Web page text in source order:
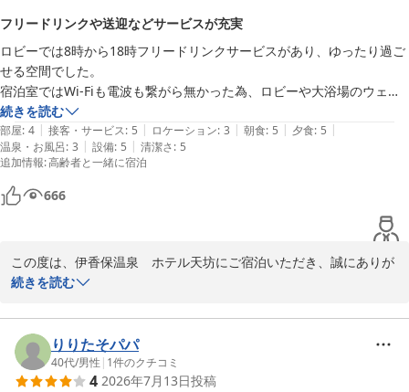
フリードリンクや送迎などサービスが充実
ロビーでは8時から18時フリードリンクサービスがあり、ゆったり過ご
せる空間でした。
宿泊室ではWi-Fiも電波も繋がら無かった為、ロビーや大浴場のウェイ
ティングルームでスマホは使用しました。
温泉はあまり、効能を実感できませんでしたが地下の岩風呂が素敵でし
た。昔来た時は良かったのに…と、泉質に嘆かれている方がいらっしゃ
ったので、昔と成分が変わってきてるのかな？と思いました。
ビュッフェ会場では、お盆を二つ乗せられるカートがあり、家族連れや
高齢者の方にも安全に運べて良いと思いました。
楽しみにしていた蟹はイマイチでしたが、鮎の塩焼きがとても美味しか
ったです。
駐車場までの車での送迎を速やかにしてくださったり、バスタオルが入
浴の都度に新しい物を使えたりサービスが行き届いていました。
続きを読む
部屋: 4 | 接客・サービス: 5 | ロケーション: 3 | 朝食: 5 | 夕食: 5 |
温泉・お風呂: 3 | 設備: 5 | 清潔さ: 5
追加情報:高齢者と一緒に宿泊
666
この度は、伊香保温泉　ホテル天坊にご宿泊いただき、誠にありが
とうございます。
だけたご様子を伺い、大変嬉しく存じます。
フリードリンクサービスやビュッフェ会場のカート、また送迎やタ
オルのサービスにつきましても、ご満足いただけたようで何よりで
ございます。
続きを読む
りりたそパパ
40代/男性 | 1件のクチコミ
4 2026年7月13日投稿